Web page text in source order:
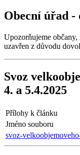
Obecní úřad -
Upozorňujeme
uzavřen z důvodu
Svoz
4. a 5.4.2025
Přílohy k článku
Jméno souboru
svoz-